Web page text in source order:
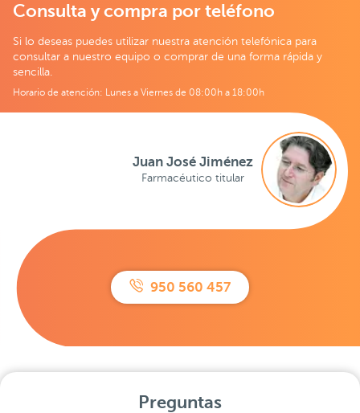
Consulta y compra por teléfono
Si lo deseas puedes utilizar nuestra atención telefónica para
consultar a nuestro equipo o comprar de una forma rápida y
sencilla.
Horario de atención: Lunes a Viernes de 08:00h a 18:00h
950 560 457
Juan José Jiménez
Farmacéutico titular
Preguntas